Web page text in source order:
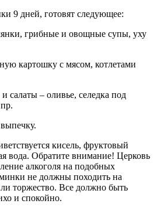
9 дней, готовят следующее:
грибные и овощные супы, уху
картошку с мясом, котлетами
салаты – оливье, селедка под
кисель, фруктовый
вода. Обратите внимание! Церковь
алкоголя на подобных
не должны походить на
торжество. Все должно быть
и спокойно.